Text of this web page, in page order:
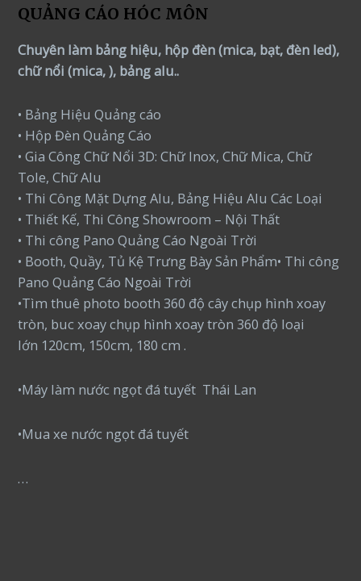
QUẢNG CÁO HÓC MÔN
Chuyên làm bảng hiệu, hộp đèn (mica, bạt, đèn led),
chữ nổi (mica, ), bảng alu..
• Bảng Hiệu Quảng cáo
• Hộp Đèn Quảng Cáo
• Gia Công Chữ Nổi 3D: Chữ Inox, Chữ Mica, Chữ
Tole, Chữ Alu
• Thi Công Mặt Dựng Alu, Bảng Hiệu Alu Các Loại
• Thiết Kế, Thi Công Showroom – Nội Thất
• Thi công Pano Quảng Cáo Ngoài Trời
• Booth, Quầy, Tủ Kệ Trưng Bày Sản Phẩm• Thi công
Pano Quảng Cáo Ngoài Trời
•Tìm thuê photo booth 360 độ cây chụp hình xoay
tròn, buc xoay chụp hình xoay tròn 360 độ loại
lớn 120cm, 150cm, 180 cm .
•Máy làm nước ngọt đá tuyết Thái Lan
•Mua xe nước ngọt đá tuyết
…